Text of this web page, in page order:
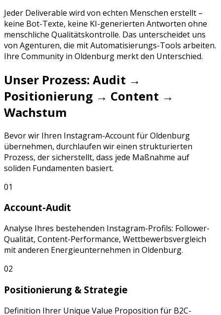
Jeder Deliverable wird von echten Menschen erstellt –
keine Bot-Texte, keine KI-generierten Antworten ohne
menschliche Qualitätskontrolle. Das unterscheidet uns
von Agenturen, die mit Automatisierungs-Tools arbeiten.
Ihre Community in Oldenburg merkt den Unterschied.
Unser Prozess: Audit →
Positionierung → Content →
Wachstum
Bevor wir Ihren Instagram-Account fürOldenburg
übernehmen, durchlaufen wir einen strukturierten
Prozess, der sicherstellt, dass jede Maßnahme auf
soliden Fundamenten basiert.
01
Account-Audit
Analyse Ihres bestehenden Instagram-Profils: Follower-
Qualität, Content-Performance, Wettbewerbsvergleich
mit anderen Energieunternehmen in Oldenburg.
02
Positionierung & Strategie
Definition Ihrer Unique Value Proposition für B2C-